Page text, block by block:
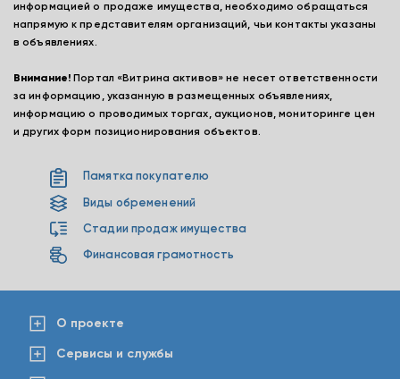
информацией о продаже имущества, необходимо обращаться
напрямую к представителям организаций, чьи контакты указаны
в объявлениях.
Внимание! Портал «Витрина активов» не несет ответственности
за информацию, указанную в размещенных объявлениях,
информацию о проводимых торгах, аукционов, мониторинге цен
и других форм позиционирования объектов.
Памятка покупателю
Виды обременений
Стадии продаж имущества
Финансовая грамотность
О проекте
Сервисы и службы